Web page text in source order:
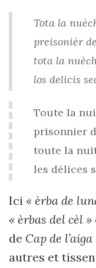
Tota la
preisonièr
tota la
los delicis
Toute la
prisonnier
toute la
les délices
Ici « èrba de
« èrbas del cèl »
de Cap de l’aiga
autres et